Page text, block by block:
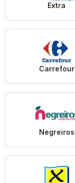
Extra
Carrefour
Negreiros